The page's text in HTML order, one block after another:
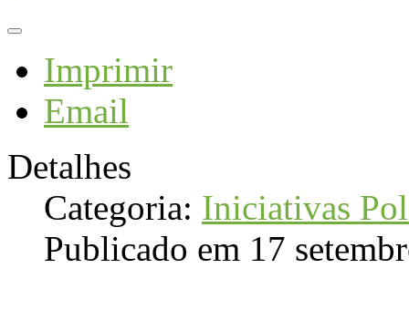
Imprimir
Email
Detalhes
Categoria: Iniciativas
Publicado em 17